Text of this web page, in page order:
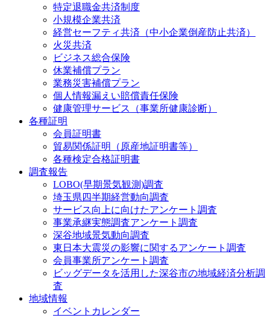
特定退職金共済制度
小規模企業共済
経営セーフティ共済（中小企業倒産防止共済）
火災共済
ビジネス総合保険
休業補償プラン
業務災害補償プラン
個人情報漏えい賠償責任保険
健康管理サービス（事業所健康診断）
各種証明
会員証明書
貿易関係証明（原産地証明書等）
各種検定合格証明書
調査報告
LOBO(早期景気観測)調査
埼玉県四半期経営動向調査
サービス向上に向けたアンケート調査
事業承継実態調査アンケート調査
深谷地域景気動向調査
東日本大震災の影響に関するアンケート調査
会員事業所アンケート調査
ビッグデータを活用した深谷市の地域経済分析調
査
地域情報
イベントカレンダー